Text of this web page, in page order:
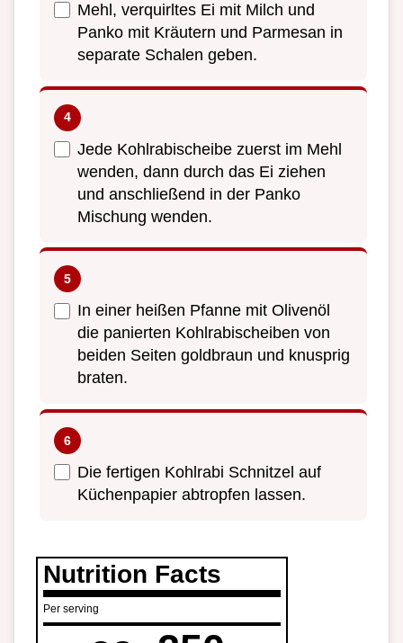
Mehl, verquirltes Ei mit Milch und
Panko mit Kräutern und Parmesan in
separate Schalen geben.
Jede Kohlrabischeibe zuerst im Mehl
wenden, dann durch das Ei ziehen
und anschließend in der Panko
Mischung wenden.
In einer heißen Pfanne mit Olivenöl
die panierten Kohlrabischeiben von
beiden Seiten goldbraun und knusprig
braten.
Die fertigen Kohlrabi Schnitzel auf
Küchenpapier abtropfen lassen.
Nutrition Facts
Per serving